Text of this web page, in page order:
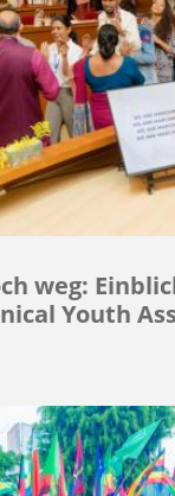
weg:
Youth